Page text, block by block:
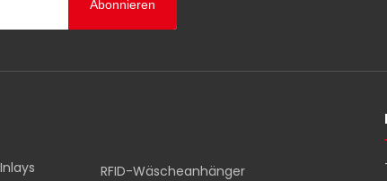
Abonnieren
RFID-Wäscheanhänger